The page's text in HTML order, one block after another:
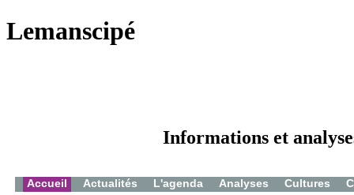
Lemanscipé
Informations et
Accueil Actualités L'agenda Analyses Cultures